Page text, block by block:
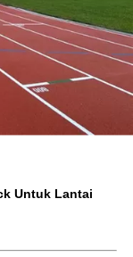
Untuk Lantai